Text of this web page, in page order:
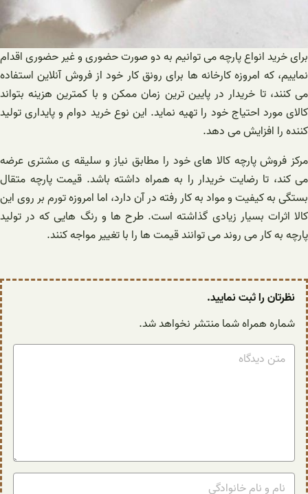
برای خرید انواع پارچه می توانیم به دو صورت حضوری و غیر حضوری اقدام
نماییم، که امروزه کارخانه ها برای رونق کار خود از فروش آنلاین استفاده
می کنند، تا خریدار در پایین ترین زمان ممکن و با کمترین هزینه بتواند
کالای مورد احتیاج خود را تهیه نماید. این نوع خرید دوام و پایداری تولید
کننده را افزایش می دهد.
مرکز فروش پارچه کالا های خود را مطابق نیاز و سلیقه ی مشتری عرضه
می کند، تا رضایت خریدار را به همراه داشته باشد. قیمت پارچه متقال
بستگی به کیفیت و مواد به کار رفته در آن دارد، اما امروزه تورم بر روی این
کالا اثرات بسیار زیادی گذاشته است. طرح ها و رنگ هایی که در تولید
پارچه به کار می روند می توانند قیمت ها را با تغییر مواجه کنند.
نظرتان را ثبت نمایید.
شماره همراه شما منتشر نخواهد شد.